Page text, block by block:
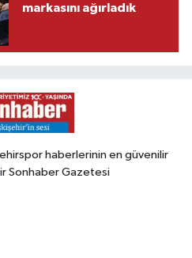
markasını ağırladık
haberlerinin en güvenilir
Sonhaber Gazetesi